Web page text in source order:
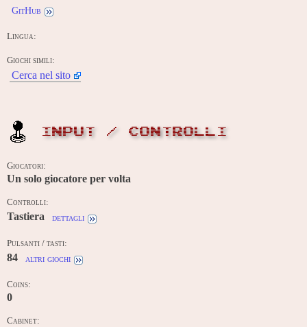
GitHub
Lingua:
Giochi simili:
Cerca nel sito
INPUT / CONTROLLI
Giocatori:
Un solo giocatore per volta
Controlli:
Tastiera dettagli
Pulsanti / tasti:
84 altri giochi
Coins:
0
Cabinet: